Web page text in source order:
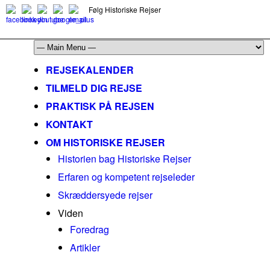
Følg Historiske Rejser
REJSEKALENDER
TILMELD DIG REJSE
PRAKTISK PÅ REJSEN
KONTAKT
OM HISTORISKE REJSER
Historien bag Historiske Rejser
Erfaren og kompetent rejseleder
Skræddersyede rejser
Viden
Foredrag
Artikler